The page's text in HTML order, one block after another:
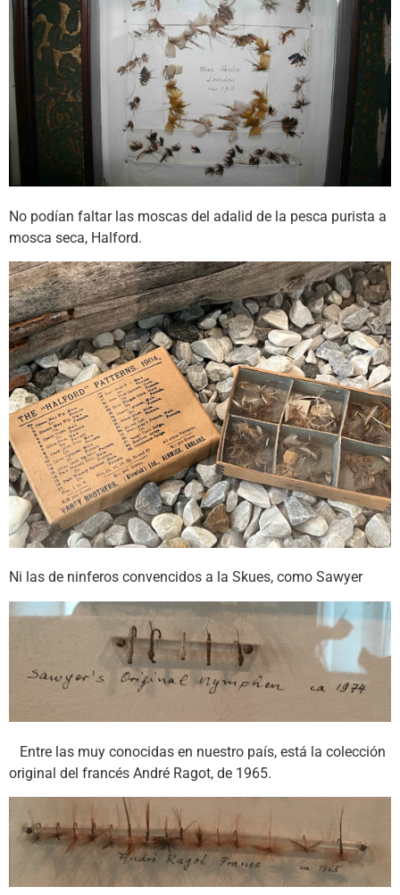
No podían faltar las moscas del adalid de la pesca purista a
mosca seca, Halford.
Ni las de ninferos convencidos a la Skues, como Sawyer
Entre las muy conocidas en nuestro país, está la colección
original del francés André Ragot, de 1965.